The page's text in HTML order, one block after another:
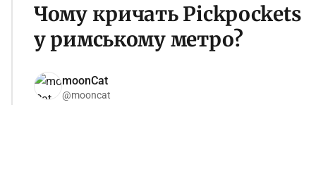
Чому кричать Pickpockets
у римському метро?
moonCat
@mooncat